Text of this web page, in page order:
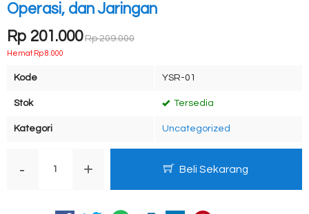
Operasi, dan Jaringan
Rp 201.000 Rp 209.000
Hemat Rp 8.000
Kode YSR-01
Stok Tersedia
Kategori Uncategorized
- + Beli Sekarang